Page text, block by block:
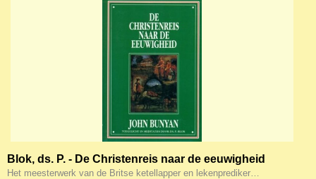
Blok, ds. P. - De Christenreis naar de eeuwigheid
Het meesterwerk van de Britse ketellapper en lekenprediker…